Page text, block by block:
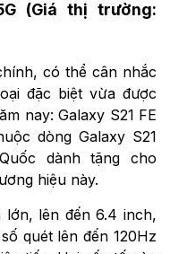
(Giá thị trường:
có thể cân nhắc
đặc biệt vừa được
nay: Galaxy S21 FE
dòng Galaxy S21
dành tặng cho
hiệu này.
lên đến 6.4 inch,
quét lên đến 120Hz